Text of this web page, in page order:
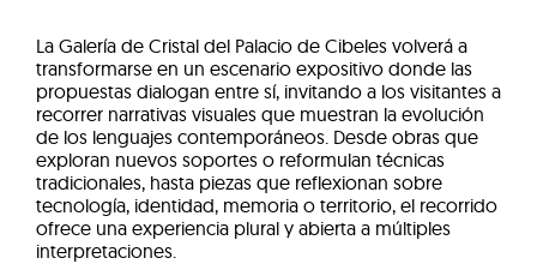
La Galería de Cristal del Palacio de Cibeles volverá a
transformarse en un escenario expositivo donde las
propuestas dialogan entre sí, invitando a los visitantes a
recorrer narrativas visuales que muestran la evolución
de los lenguajes contemporáneos. Desde obras que
exploran nuevos soportes o reformulan técnicas
tradicionales, hasta piezas que reflexionan sobre
tecnología, identidad, memoria o territorio, el recorrido
ofrece una experiencia plural y abierta a múltiples
interpretaciones.